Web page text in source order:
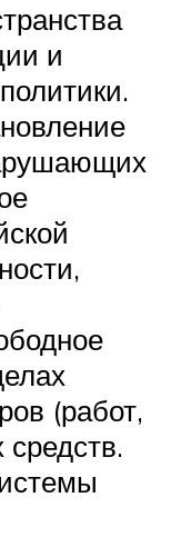
и
(работ,